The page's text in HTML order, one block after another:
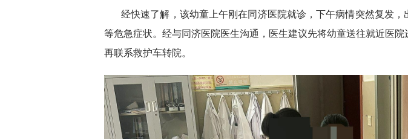
经快速了解，该幼童上午刚在同济医院就诊，下午病情突然复发，
等危急症状。经与同济医院医生沟通，医生建议先将幼童送往就近医院
再联系救护车转院。